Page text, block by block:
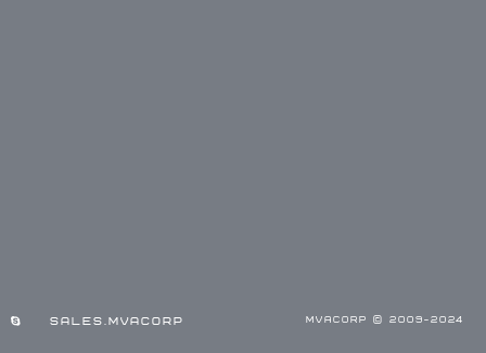
SALES.MVACORP MVACORP © 2009-2024